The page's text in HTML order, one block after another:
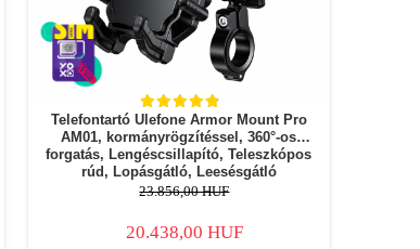
Telefontartó Ulefone Armor Mount Pro
AM01, kormányrögzítéssel, 360°-os
forgatás, Lengéscsillapító, Teleszkópos
rúd, Lopásgátló, Leesésgátló
23.856,00 HUF
20.438,00 HUF